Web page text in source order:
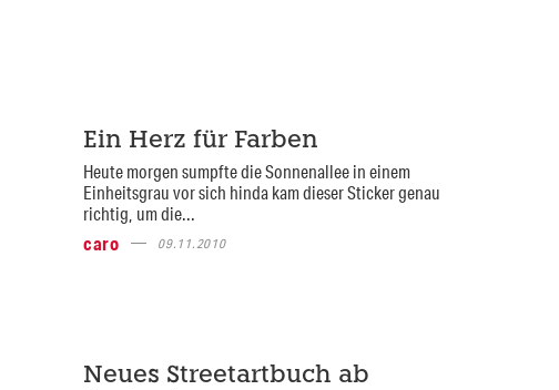
Ein Herz für Farben
Heute morgen sumpfte die Sonnenallee in einem
Einheitsgrau vor sich hinda kam dieser Sticker genau
richtig, um die...
caro
09.11.2010
Neues Streetartbuch ab